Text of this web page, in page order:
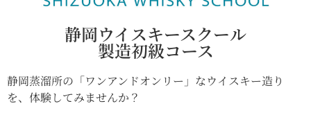
About Us
アクセス
Access
静岡ウイスキースクール
製造初級コース
静岡蒸溜所の「ワンアンドオンリー」なウイスキー造り
を、体験してみませんか？